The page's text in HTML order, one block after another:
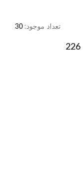
تعداد موجود: 30